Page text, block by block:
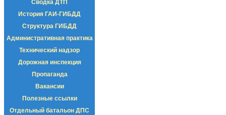
Сводка ДТП
История ГАИ-ГИБДД
Структура ГИБДД
Административная практика
Технический надзор
Дорожная инспекция
Пропаганда
Вакансии
Полезные ссылки
Отдельный батальон ДПС